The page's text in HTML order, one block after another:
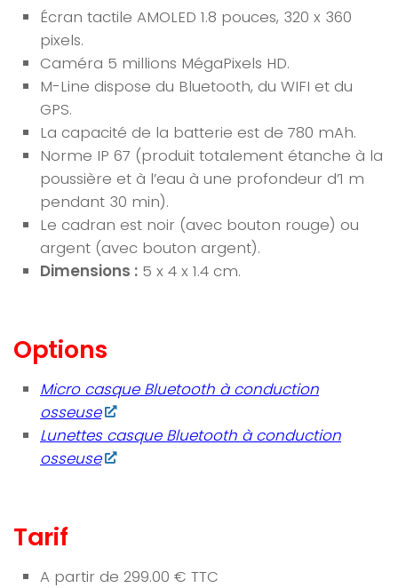
Écran tactile AMOLED 1.8 pouces, 320 x 360
pixels.
Caméra 5 millions MégaPixels HD.
M-Line dispose du Bluetooth, du WIFI et du
GPS.
La capacité de la batterie est de 780 mAh.
Norme IP 67 (produit totalement étanche à la
poussière et à l’eau à une profondeur d’1 m
pendant 30 min).
Le cadran est noir (avec bouton rouge) ou
argent (avec bouton argent).
Dimensions : 5 x 4 x 1.4 cm.
Options
Micro casque Bluetooth à conduction
osseuse
Lunettes casque Bluetooth à conduction
osseuse
Tarif
A partir de 299.00 € TTC